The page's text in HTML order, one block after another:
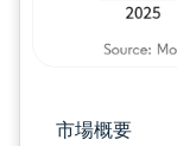
市場概要